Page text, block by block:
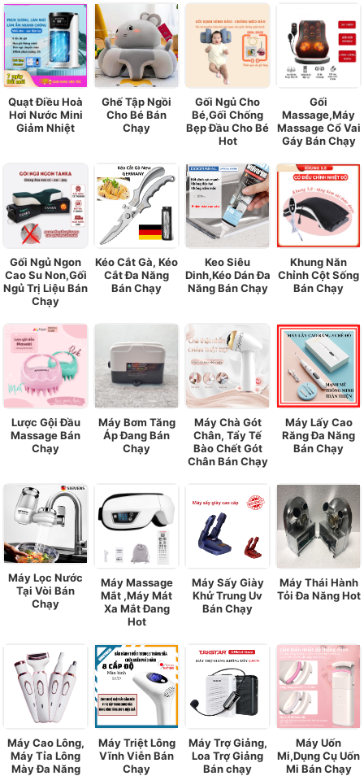
Quạt Điều Hoà
Hơi Nước Mini
Giảm Nhiệt
Ghế Tập Ngồi
Cho Bé Bán
Chạy
Gối Ngủ Cho
Bé,Gối Chống
Bẹp Đầu Cho Bé
Hot
Gối
Massage,Máy
Massage Cổ Vai
Gáy Bán Chạy
Gối Ngủ Ngon
Cao Su Non,Gối
Ngủ Trị Liệu Bán
Chạy
Kéo Cắt Gà, Kéo
Cắt Đa Năng
Bán Chạy
Keo Siêu
Dinh,Kéo Dán Đa
Năng Bán Chạy
Khung Năn
Chỉnh Cột Sống
Bán Chạy
Lược Gội Đầu
Massage Bán
Chạy
Máy Bơm Tăng
Áp Đang Bán
Chạy
Máy Chà Gót
Chân, Tẩy Tế
Bào Chết Gót
Chân Bán Chạy
Máy Lấy Cao
Răng Đa Năng
Bán Chạy
Máy Lọc Nước
Tại Vòi Bán
Chạy
Máy Massage
Mắt ,Máy Mát
Xa Mắt Đang
Hot
Máy Sấy Giày
Khử Trung Uv
Bán Chạy
Máy Thái Hành
Tỏi Đa Năng Hot
Máy Cao Lông,
Máy Tỉa Lông
Mày Đa Năng
Máy Triệt Lông
Vĩnh Viễn Bán
Chạy
Máy Trợ Giảng,
Loa Trợ Giảng
Bán chạy
Máy Uốn
Mi,Dụng Cụ Uốn
Mi Bán Chạy